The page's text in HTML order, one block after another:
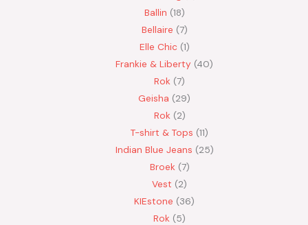
Ballin 18
Bellaire 7
Elle Chic 1
Frankie & Liberty 40
Rok 7
Geisha
29
Rok 2
T-shirt & Tops 11
Indian Blue Jeans 25
Broek 7
Vest
2
KIEstone
36
Rok 5